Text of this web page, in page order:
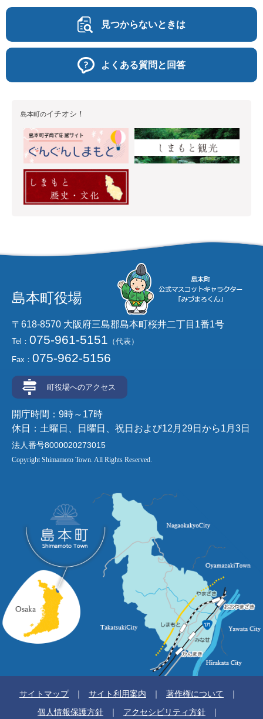
見つからないときは
よくある質問と回答
島本町のイチオシ！
島本町役場
〒618-8570 大阪府三島郡島本町桜井二丁目1番1号
Tel： 075-961-5151 （代表）
Fax： 075-962-5156
町役場へのアクセス
開庁時間：9時～17時
休日：土曜日、日曜日、祝日および12月29日から1月3日
法人番号8000020273015
Copyright Shimamoto Town. All Rights Reserved.
サイトマップ サイト利用案内
著作権について
個人情報保護方針
アクセシビリティ方針